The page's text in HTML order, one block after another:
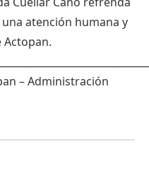
atención humana y
Actopan.
– Administración